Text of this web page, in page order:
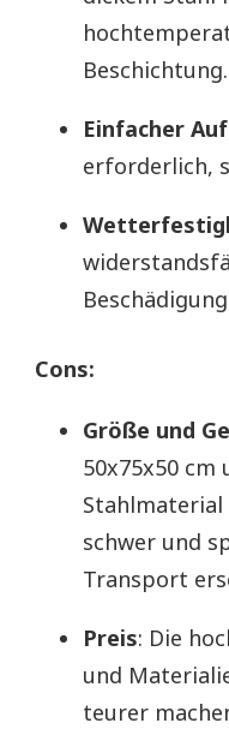
Beschichtung.
Einfacher
erforderlich,
Cons:
Größe und
50x75x50
Stahlmaterial
schwer und
Transport
Preis: Die
und
teurer